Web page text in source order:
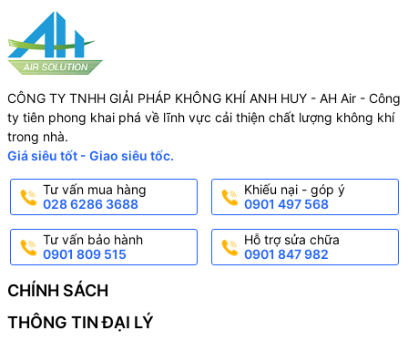
CÔNG TY TNHH GIẢI PHÁP KHÔNG KHÍ ANH HUY - AH Air - Công
ty tiên phong khai phá về lĩnh vực cải thiện chất lượng không khí
trong nhà.
Giá siêu tốt - Giao siêu tốc.
Tư vấn mua hàng
028 6286 3688
Khiếu nại - góp ý
0901 497 568
Tư vấn bảo hành
0901 809 515
Hỗ trợ sửa chữa
0901 847 982
CHÍNH SÁCH
THÔNG TIN ĐẠI LÝ